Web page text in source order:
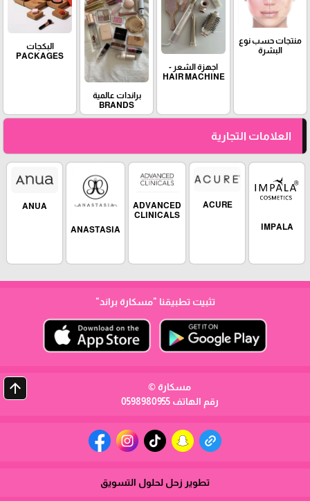
منتجات حسب نوع
البشرة
اجهزة الشعر -
HAIR MACHINE
براندات عالمية
BRANDS
البكجات
PACKAGES
العلامات التجارية
IMPALA
ACURE
ADVANCED
CLINICALS
ANASTASIA
ANUA
تثبيت تطبيقنا "مسكارة براند"
مسكارة ©
رقم الهاتف 0598980955
arrow_upward
تطوير زحل لحلول التسويق